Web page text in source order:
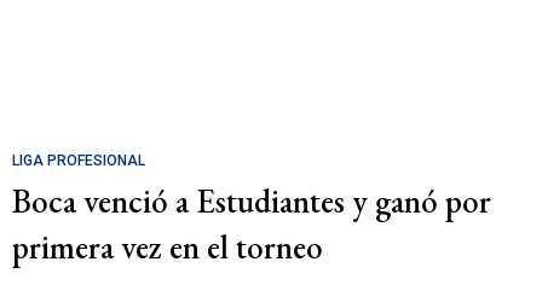
LIGA PROFESIONAL
Boca venció a Estudiantes y ganó por
primera vez en el torneo